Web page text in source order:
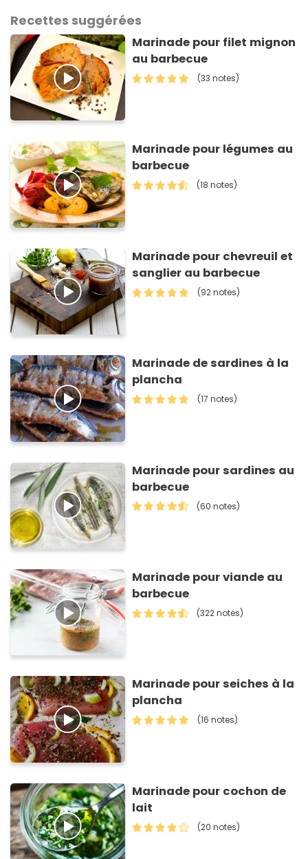
Recettes suggérées
Marinade pour filet mignon
au barbecue
(33 notes)
Marinade pour légumes au
barbecue
(18 notes)
Marinade pour chevreuil et
sanglier au barbecue
(92 notes)
Marinade de sardines à la
plancha
(17 notes)
Marinade pour sardines au
barbecue
(60 notes)
Marinade pour viande au
barbecue
(322 notes)
Marinade pour seiches à la
plancha
(16 notes)
Marinade pour cochon de
lait
(20 notes)